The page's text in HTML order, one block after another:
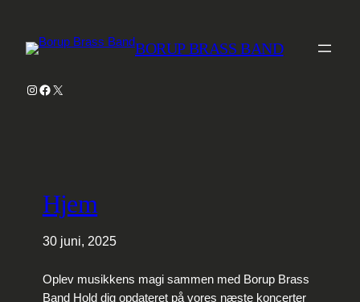
BORUP BRASS BAND
Instagram
Facebook
X
Hjem
30 juni, 2025
Oplev musikkens magi sammen med Borup Brass
Band Hold dig opdateret på vores næste koncerter